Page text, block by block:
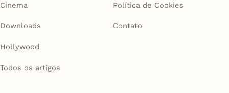
Cinema
Downloads
Hollywood
Todos os artigos
Política de Cookies
Contato